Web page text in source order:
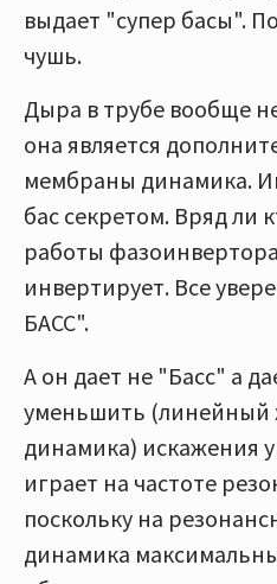
выдает "супер басы".
чушь.
Дыра в трубе вообще
она является
мембраны динамика.
бас секретом. Вряд ли
работы
инвертирует. Все
БАСС".
А он дает не "Басс" а
уменьшить (линейный
динамика) искажения
играет на частоте
поскольку на
динамика